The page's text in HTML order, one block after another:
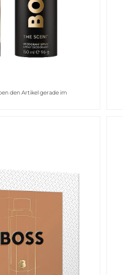
den Artikel gerade im